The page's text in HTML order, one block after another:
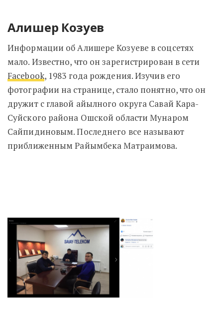
Алишер Козуев
Информации об Алишере Козуеве в соцсетях
мало. Известно, что он зарегистрирован в сети
Facebook, 1983 года рождения. Изучив его
фотографии на странице, стало понятно, что он
дружит с главой айылного округа Савай Кара-
Суйского района Ошской области Мунаром
Сайпидиновым. Последнего все называют
приближенным Райымбека Матраимова.